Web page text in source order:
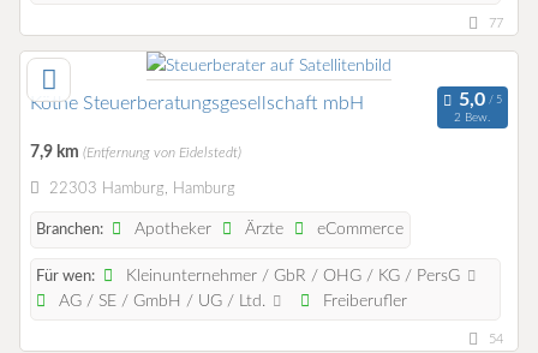
77
Köthe Steuerberatungsgesellschaft mbH
2 Bew.
7,9 km (Entfernung von Eidelstedt)
22303 Hamburg, Hamburg
Branchen: Apotheker Ärzte eCommerce
Für wen:
Kleinunternehmer / GbR / OHG / KG / PersG
AG / SE / GmbH / UG / Ltd.
Freiberufler
54